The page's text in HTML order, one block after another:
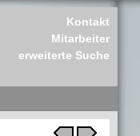
Kontakt
Mitarbeiter
erweiterte Suche